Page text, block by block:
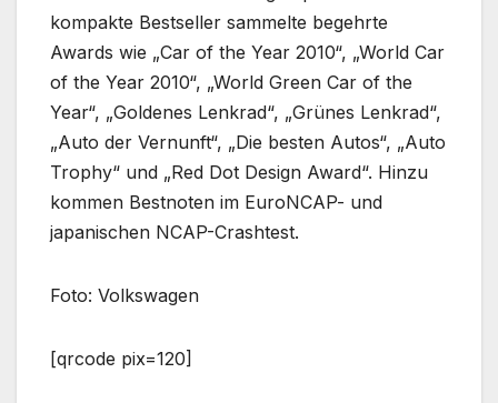
kompakte Bestseller sammelte begehrte
Awards wie „Car of the Year 2010“, „World Car
of the Year 2010“, „World Green Car of the
Year“, „Goldenes Lenkrad“, „Grünes Lenkrad“,
„Auto der Vernunft“, „Die besten Autos“, „Auto
Trophy“ und „Red Dot Design Award“. Hinzu
kommen Bestnoten im EuroNCAP- und
japanischen NCAP-Crashtest.
Foto: Volkswagen
[qrcode pix=120]